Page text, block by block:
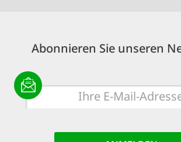
Abonnieren Sie unseren
E-
Mail